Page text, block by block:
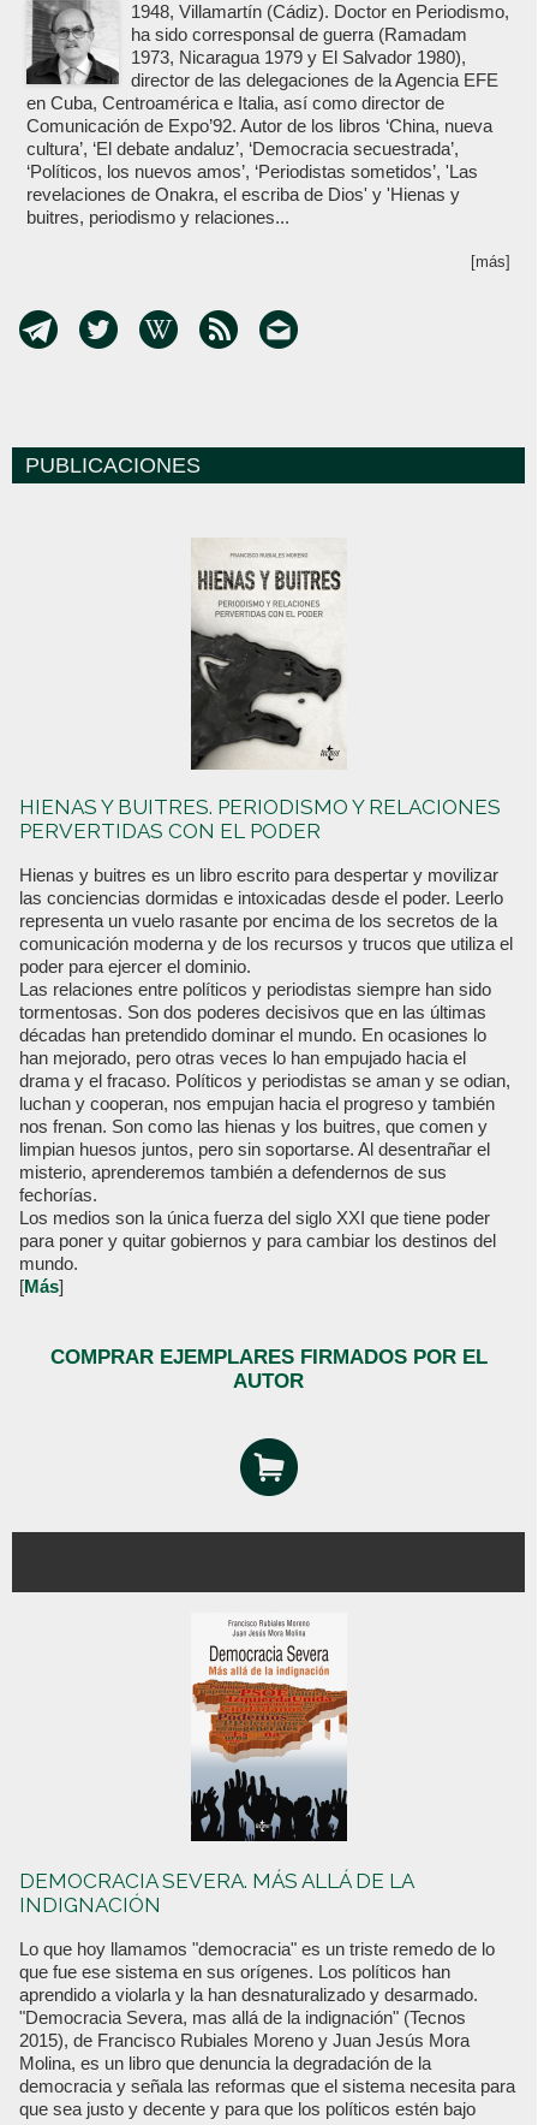
1948, Villamartín (Cádiz). Doctor en Periodismo,
ha sido corresponsal de guerra (Ramadam
1973, Nicaragua 1979 y El Salvador 1980),
director de las delegaciones de la Agencia EFE
en Cuba, Centroamérica e Italia, así como director de
Comunicación de Expo’92. Autor de los libros ‘China, nueva
cultura’, ‘El debate andaluz’, ‘Democracia secuestrada’,
‘Políticos, los nuevos amos’, ‘Periodistas sometidos’, 'Las
revelaciones de Onakra, el escriba de Dios' y 'Hienas y
buitres, periodismo y relaciones...
[más]
PUBLICACIONES
HIENAS Y BUITRES. PERIODISMO Y RELACIONES
PERVERTIDAS CON EL PODER
Hienas y buitres es un libro escrito para despertar y movilizar
las conciencias dormidas e intoxicadas desde el poder. Leerlo
representa un vuelo rasante por encima de los secretos de la
comunicación moderna y de los recursos y trucos que utiliza el
poder para ejercer el dominio.
Las relaciones entre políticos y periodistas siempre han sido
tormentosas. Son dos poderes decisivos que en las últimas
décadas han pretendido dominar el mundo. En ocasiones lo
han mejorado, pero otras veces lo han empujado hacia el
drama y el fracaso. Políticos y periodistas se aman y se odian,
luchan y cooperan, nos empujan hacia el progreso y también
nos frenan. Son como las hienas y los buitres, que comen y
limpian huesos juntos, pero sin soportarse. Al desentrañar el
misterio, aprenderemos también a defendernos de sus
fechorías.
Los medios son la única fuerza del siglo XXI que tiene poder
para poner y quitar gobiernos y para cambiar los destinos del
mundo.
[Más]
COMPRAR EJEMPLARES FIRMADOS POR EL
AUTOR
DEMOCRACIA SEVERA. MÁS ALLÁ DE LA
INDIGNACIÓN
Lo que hoy llamamos "democracia" es un triste remedo de lo
que fue ese sistema en sus orígenes. Los políticos han
aprendido a violarla y la han desnaturalizado y desarmado.
"Democracia Severa, mas allá de la indignación" (Tecnos
2015), de Francisco Rubiales Moreno y Juan Jesús Mora
Molina, es un libro que denuncia la degradación de la
democracia y señala las reformas que el sistema necesita para
que sea justo y decente y para que los políticos estén bajo